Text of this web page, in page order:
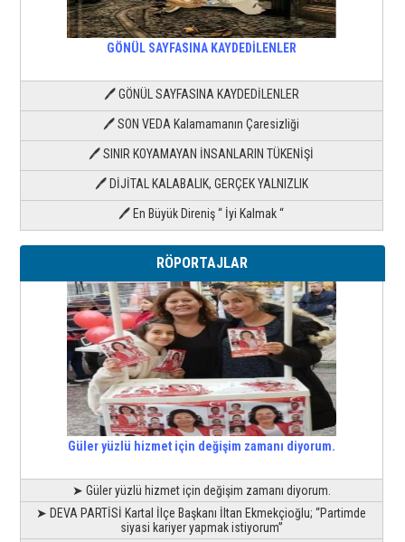
GÖNÜL SAYFASINA KAYDEDİLENLER
🖊 GÖNÜL SAYFASINA KAYDEDİLENLER
🖊 SON VEDA Kalamamanın Çaresizliği
🖊 SINIR KOYAMAYAN İNSANLARIN TÜKENİŞİ
🖊 DİJİTAL KALABALIK, GERÇEK YALNIZLIK
🖊 En Büyük Direniş “ İyi Kalmak “
RÖPORTAJLAR
Güler yüzlü hizmet için değişim zamanı diyorum.
➤ Güler yüzlü hizmet için değişim zamanı diyorum.
➤ DEVA PARTİSİ Kartal İlçe Başkanı İltan Ekmekçioğlu; “Partimde
siyasi kariyer yapmak istiyorum”